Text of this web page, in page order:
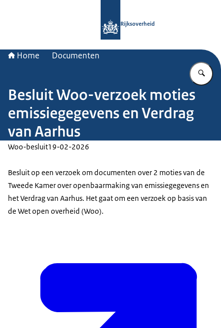
Rijksoverheid
Home Documenten
Besluit Woo-verzoek moties
emissiegegevens en Verdrag
van Aarhus
Woo-besluit19-02-2026
Besluit op een verzoek om documenten over 2 moties van de
Tweede Kamer over openbaarmaking van emissiegegevens en
het Verdrag van Aarhus. Het gaat om een verzoek op basis van
de Wet open overheid (Woo).